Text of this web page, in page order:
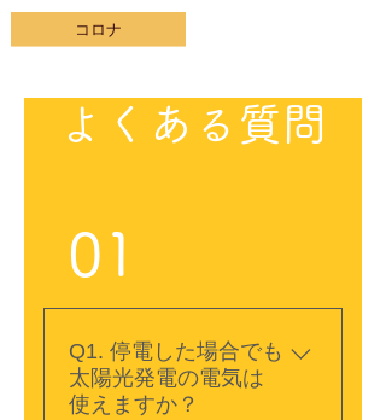
コロナ
よくある質問
01
Q1. 停電した場合でも
太陽光発電の電気は
使えますか？